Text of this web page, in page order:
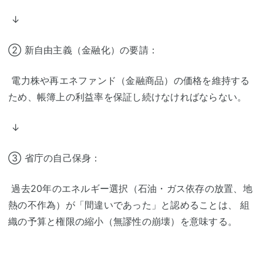
↓
② 新自由主義（金融化）の要請：
電力株や再エネファンド（金融商品）の価格を維持する
ため、帳簿上の利益率を保証し続けなければならない。
↓
③ 省庁の自己保身：
過去20年のエネルギー選択（石油・ガス依存の放置、地
熱の不作為）が「間違いであった」と認めることは、 組
織の予算と権限の縮小（無謬性の崩壊）を意味する。